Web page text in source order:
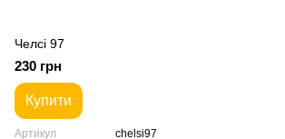
Челсі 97
230 грн
Купити
Артикул chelsi97